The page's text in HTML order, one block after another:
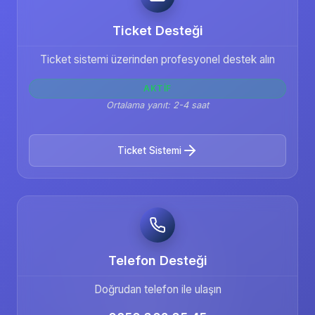
yerden kolayca yönetebilirsiniz. Ticimax e-
ticaret hizmetimiz tamamen dijital olduğu için
şehir farkı olmadan tüm müşterilerimiz aynı
Ticimax avantajlarından yararlanır.
Ticket Desteği
Ticket sistemi üzerinden profesyonel destek alın
AKTIF
Ortalama yanıt: 2-4 saat
Ticket Sistemi
Telefon Desteği
Doğrudan telefon ile ulaşın